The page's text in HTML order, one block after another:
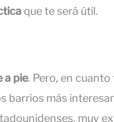
que te será útil.
a pie. Pero, en cuanto
barrios más
muy